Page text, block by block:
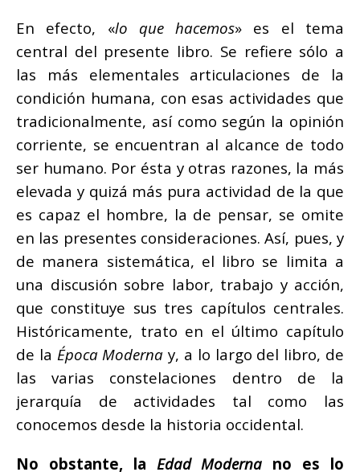
En efecto, «lo que hacemos» es el tema
central del presente libro. Se refiere sólo a
las más elementales articulaciones de la
condición humana, con esas actividades que
tradicionalmente, así como según la opinión
corriente, se encuentran al alcance de todo
ser humano. Por ésta y otras razones, la más
elevada y quizá más pura actividad de la que
es capaz el hombre, la de pensar, se omite
en las presentes consideraciones. Así, pues, y
de manera sistemática, el libro se limita a
una discusión sobre labor, trabajo y acción,
que constituye sus tres capítulos centrales.
Históricamente, trato en el último capítulo
de la Época Moderna y, a lo largo del libro, de
las varias constelaciones dentro de la
jerarquía de actividades tal como las
conocemos desde la historia occidental.
No obstante, la Edad Moderna no es lo